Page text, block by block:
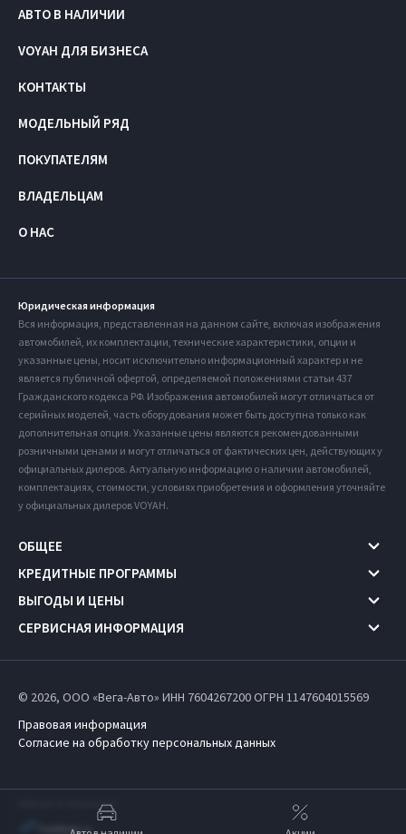
АВТО В НАЛИЧИИ
VOYAH ДЛЯ БИЗНЕСА
КОНТАКТЫ
МОДЕЛЬНЫЙ РЯД
ПОКУПАТЕЛЯМ
ВЛАДЕЛЬЦАМ
О НАС
Юридическая информация
Вся информация, представленная на данном сайте, включая изображения
автомобилей, их комплектации, технические характеристики, опции и
указанные цены, носит исключительно информационный характер и не
является публичной офертой, определяемой положениями статьи 437
Гражданского кодекса РФ. Изображения автомобилей могут отличаться от
серийных моделей, часть оборудования может быть доступна только как
дополнительная опция. Указанные цены являются рекомендованными
розничными ценами и могут отличаться от фактических цен, действующих у
официальных дилеров. Актуальную информацию о наличии автомобилей,
комплектациях, стоимости, условиях приобретения и оформления уточняйте
у официальных дилеров VOYAH.
ОБЩЕЕ
КРЕДИТНЫЕ ПРОГРАММЫ
ВЫГОДЫ И ЦЕНЫ
СЕРВИСНАЯ ИНФОРМАЦИЯ
© 2026, ООО «Вега-Авто» ИНН 7604267200ОГРН 1147604015569
Правовая информация
Согласие на обработку персональных данных
Работает на технологиях